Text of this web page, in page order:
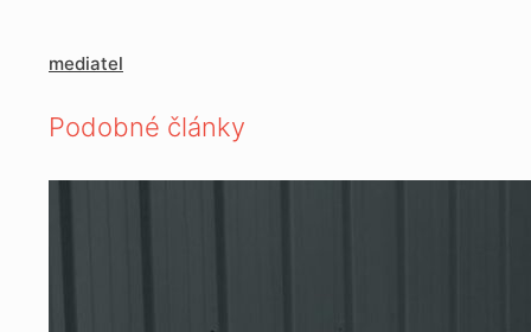
mediatel
Podobné články